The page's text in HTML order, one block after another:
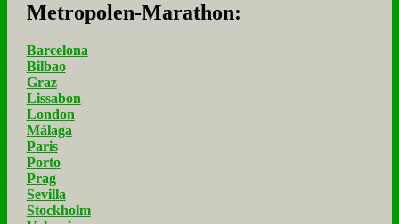
Me­tro­po­len-Ma­ra­thon:
Barcelona
Bilbao
Graz
Lissabon
London
Málaga
Paris
Porto
Prag
Sevilla
Stockholm